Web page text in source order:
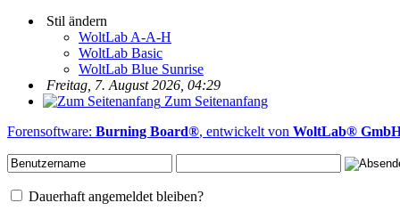
Stil ändern
WoltLab A-A-H
WoltLab Basic
WoltLab Blue Sunrise
Freitag, 7. August 2026, 04:29
Zum Seitenanfang
Forensoftware: Burning Board®, entwickelt von WoltLab®
Dauerhaft angemeldet bleiben?